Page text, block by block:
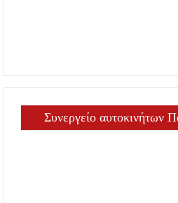
Συνεργείο αυτοκινήτων